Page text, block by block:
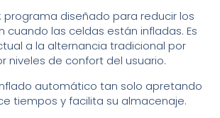
programa diseñado para reducir los
cuando las celdas están infladas. Es
a la alternancia tradicional por
niveles de confort del usuario.
automático tan solo apretando
tiempos y facilita su almacenaje.